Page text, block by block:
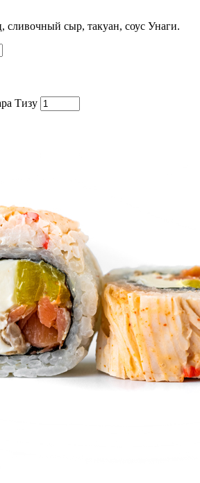
сливочный сыр, такуан, соус Унаги.
Тизу